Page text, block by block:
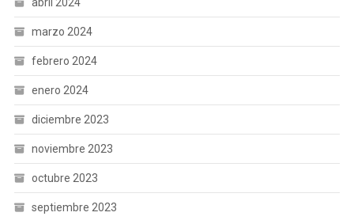
abril 2024
marzo 2024
febrero 2024
enero 2024
diciembre 2023
noviembre 2023
octubre 2023
septiembre 2023